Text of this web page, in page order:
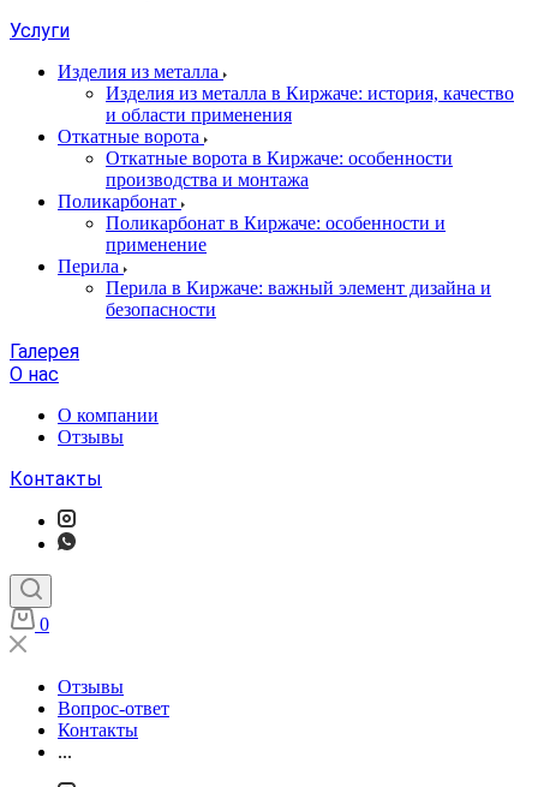
Услуги
Изделия из металла
Изделия из металла в Киржаче: история, качество
и области применения
Откатные ворота
Откатные ворота в Киржаче: особенности
производства и монтажа
Поликарбонат
Поликарбонат в Киржаче: особенности и
применение
Перила
Перила в Киржаче: важный элемент дизайна и
безопасности
Галерея
О нас
О компании
Отзывы
Контакты
0
Отзывы
Вопрос-ответ
Контакты
...